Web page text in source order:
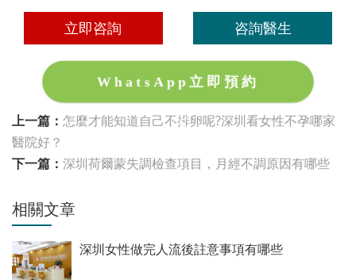
立即咨詢 咨詢醫生
WhatsApp立即預約
上一篇： 怎麼才能知道自己不排卵呢?深圳看女性不孕哪家
醫院好？
下一篇： 深圳荷爾蒙失調檢查項目，月經不調原因有哪些
相關文章
深圳女性做完人流後註意事項有哪些